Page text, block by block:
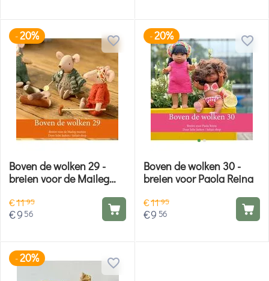
-20%
Boven de wolken 29 -
breien voor de Maileg
€1195
€9 56
-20%
Boven de wolken 30 -
breien voor Paola Reina
€1195
€9 56
-20%